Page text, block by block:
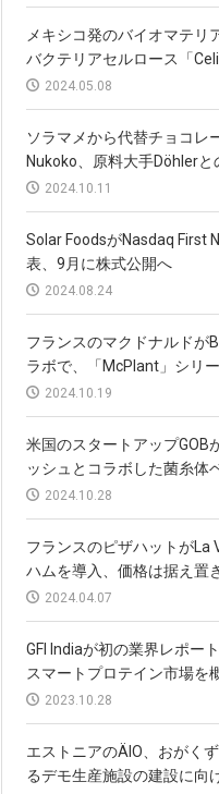
メキシコ発のバイオマテリ
バクテリアセルロース「
2024.05.08
ソラマメから代替チョコレ
Nukoko、原料大手Döhler
2024.10.11
Solar FoodsがNasdaq First
表、9月に株式公開へ
2024.08.24
フランスのマクドナルドが
ラボで、「McPlant」シリ
2024.10.19
米国のスタートアップGOB
ッシュとコラボした菌糸体
2024.10.28
フランスのピザハットがLa
ハムを導入、価格は据え置
2024.04.07
GFI Indiaが初の業界レポー
スマートプロテイン市場を
2023.10.28
エストニアのÄIO、おがく
るデモ生産施設の建設に向